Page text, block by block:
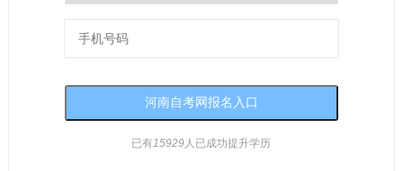
已有15929人已成功提升学历